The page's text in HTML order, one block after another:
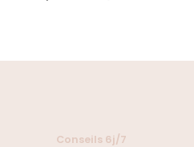
Conseils 6j/7